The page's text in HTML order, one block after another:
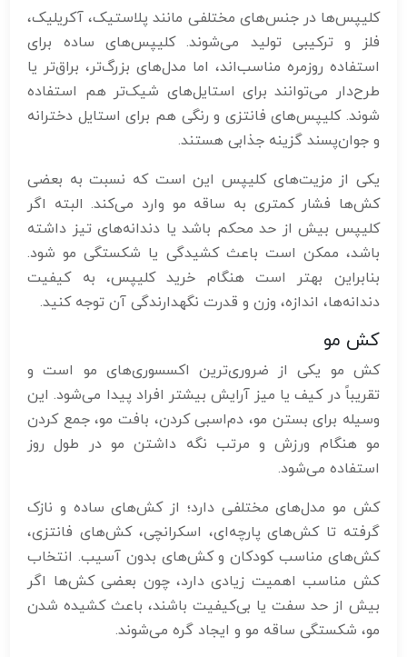
کلیپس‌ها در جنس‌های مختلفی مانند پلاستیک، آکریلیک،
فلز و ترکیبی تولید می‌شوند. کلیپس‌های ساده برای
استفاده روزمره مناسب‌اند، اما مدل‌های بزرگ‌تر، براق‌تر یا
طرح‌دار می‌توانند برای استایل‌های شیک‌تر هم استفاده
شوند. کلیپس‌های فانتزی و رنگی هم برای استایل دخترانه
و جوان‌پسند گزینه جذابی هستند.
یکی از مزیت‌های کلیپس این است که نسبت به بعضی
کش‌ها فشار کمتری به ساقه مو وارد می‌کند. البته اگر
کلیپس بیش از حد محکم باشد یا دندانه‌های تیز داشته
باشد، ممکن است باعث کشیدگی یا شکستگی مو شود.
بنابراین بهتر است هنگام خرید کلیپس، به کیفیت
دندانه‌ها، اندازه، وزن و قدرت نگهدارندگی آن توجه کنید.
کش مو
کش مو یکی از ضروری‌ترین اکسسوری‌های مو است و
تقریباً در کیف یا میز آرایش بیشتر افراد پیدا می‌شود. این
وسیله برای بستن مو، دم‌اسبی کردن، بافت مو، جمع کردن
مو هنگام ورزش و مرتب نگه داشتن مو در طول روز
استفاده می‌شود.
کش مو مدل‌های مختلفی دارد؛ از کش‌های ساده و نازک
گرفته تا کش‌های پارچه‌ای، اسکرانچی، کش‌های فانتزی،
کش‌های مناسب کودکان و کش‌های بدون آسیب. انتخاب
کش مناسب اهمیت زیادی دارد، چون بعضی کش‌ها اگر
بیش از حد سفت یا بی‌کیفیت باشند، باعث کشیده شدن
مو، شکستگی ساقه مو و ایجاد گره می‌شوند.